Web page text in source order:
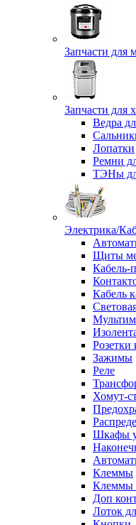
Запчасти для
Запчасти для
Ведра
Лопатки
Ремни
ТЭНы
Электрика/
Щиты
Кабель-
Кабель
Розетки
Зажимы
Реле
Хомут-
Шкафы
Клеммы
Клеммы
Доп
Лоток